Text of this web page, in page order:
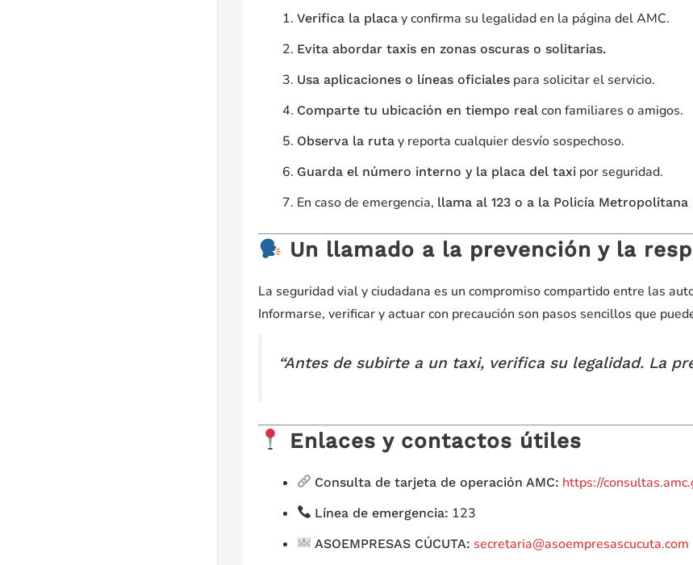
Verifica la placa y confirma su legalidad en la página del AMC.
Evita abordar taxis en zonas oscuras o solitarias.
Usa aplicaciones o líneas oficiales para solicitar el servicio.
Comparte tu ubicación en tiempo real con familiares o amigos.
Observa la ruta y reporta cualquier desvío sospechoso.
Guarda el número interno y la placa del taxi por seguridad.
En caso de emergencia, llama al 123 o a la Policía Metropolitana
Un llamado a la prevención y la
La seguridad vial y ciudadana es un compromiso compartido entre las
Informarse, verificar y actuar con precaución son pasos sencillos que
“Antes de subirte a un taxi, verifica su legalidad. La
Enlaces y contactos útiles
Consulta de tarjeta de operación AMC: https://
Línea de emergencia: 123
ASOEMPRESAS CÚCUTA: secretaria@asoempresascucuta.com